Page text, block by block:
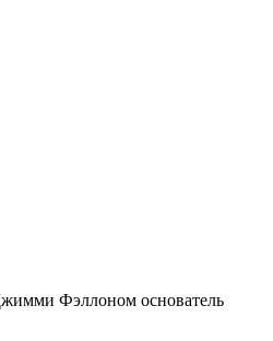
Фэллоном основатель